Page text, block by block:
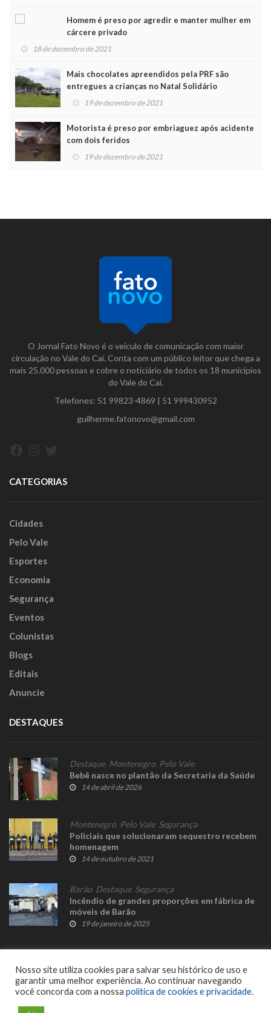
Homem é preso por agredir e manter mulher em
cárcere privado
18 de dezembro de 2021
Mais chocolates apreendidos pela PRF são
entregues a crianças no Natal Solidário
19 de dezembro de 2021
Motorista é preso por embriaguez após acidente
com dois feridos
19 de dezembro de 2021
O Jornal Fato Novo é o veículo de comunicação com maior
circulação no Vale do Caí. Conta com um público leitor que chega a
mais 25.000 pessoas e cobre o noticiário de todos os 18 municípios
do Vale do Caí.
Telefones: 51 99823-4869 | 51 999430952
guilherme.fatonovo@gmail.com
CATEGORIAS
Cidades
Pelo Vale
Esportes
Economia
Segurança
Eventos
Colunistas
Blogs
Editais
Anuncie
DESTAQUES
Destaque, Montenegro Pelo Vale
Bebê nasce no plantão da Secretaria da Saúde
14 de abril de 2026
Montenegro Pelo Vale, Segurança
Policiais que solucionaram sequestro recebem
homenagem
14 de outubro de 2021
Barão Destaque, Segurança
Incêndio de grandes proporções em fábrica de
móveis de Barão
19 de janeiro de 2025
Nosso site utiliza cookies para salvar seu histórico de uso e
garantir uma melhor experiência. Ao continuar navegando
você concorda com a nossa política de cookies e privacidade.